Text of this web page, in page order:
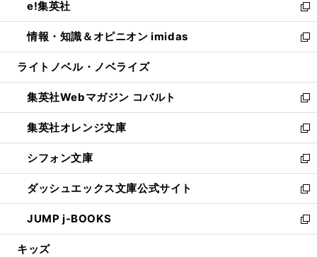
く
で
開
く
ド
ウ
で
開
ィ
ン
ド
ウ
開
く
い
ウ
ィ
ン
ウ
で
開
く
e!集英社
新
し
い
ウ
ン
ド
ウ
で
開
く
情報・知識＆オピニオン imidas
新
し
ウ
ィ
ン
ド
ウ
で
開
く
ライトノベル・ノベライズ
集英社Webマガジン コバルト
新
し
い
ウ
ィ
ン
ド
ウ
で
開
集英社オレンジ文庫
新
し
い
ウ
ィ
ン
ド
ウ
シフォン文庫
新
し
い
ウ
ィ
ン
ダッシュエックス文庫公式サイト
新
し
い
ウ
JUMP j-BOOKS
新
し
キッズ